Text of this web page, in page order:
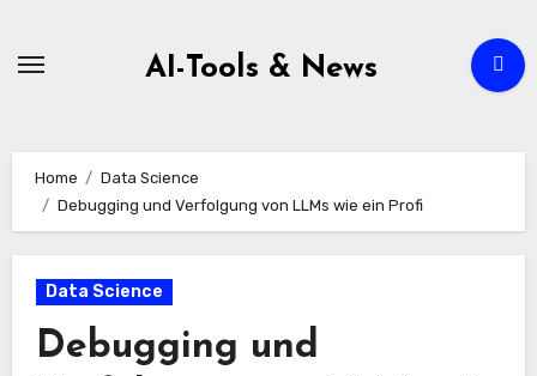
AI-Tools & News
Home
Data Science
Debugging und Verfolgung von LLMs wie ein Profi
Data Science
Debugging und